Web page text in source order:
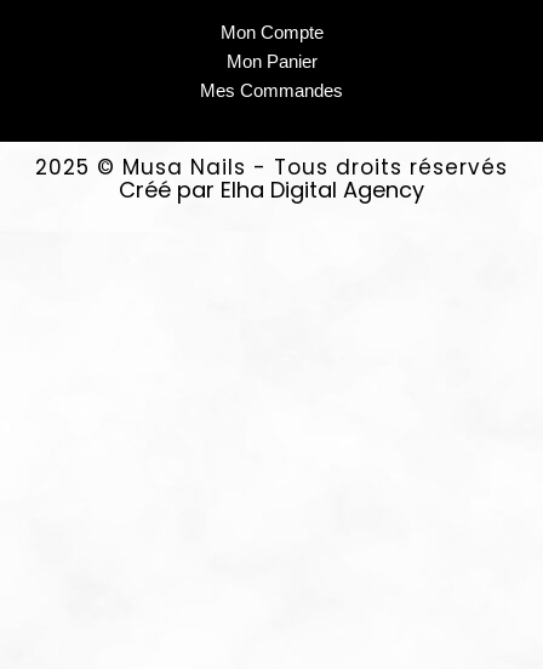
Mon Compte
Mon Panier
Mes Commandes
2025 © Musa Nails - Tous droits réservés
Créé par Elha Digital Agency